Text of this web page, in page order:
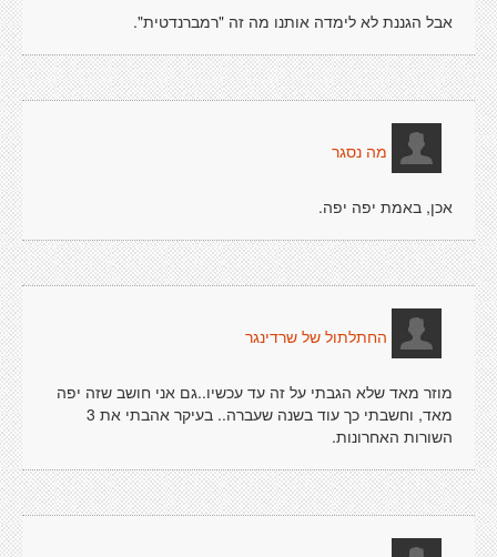
אבל הגננת לא לימדה אותנו מה זה "רמברנדטית".
מה נסגר
אכן, באמת יפה יפה.
החתלתול של שרדינגר
מוזר מאד שלא הגבתי על זה עד עכשיו..גם אני חושב שזה יפה
מאד, וחשבתי כך עוד בשנה שעברה.. בעיקר אהבתי את 3
השורות האחרונות.